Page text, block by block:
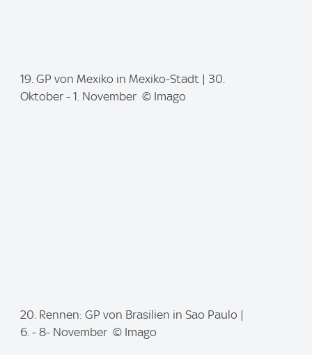
m
19. GP von Mexiko in Mexiko-Stadt | 30.
Oktober - 1. November © Imago
m
20. Rennen: GP von Brasilien in Sao Paulo |
6. - 8- November © Imago